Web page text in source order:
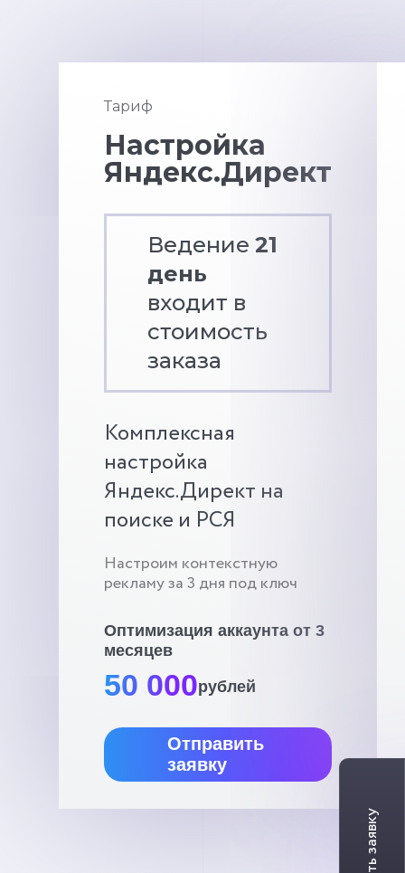
Тариф
Настройка
Яндекс.Директ
Ведение 21
день
входит в
стоимость
заказа
Комплексная
настройка
Яндекс.Директ на
поиске и РСЯ
Настроим контекстную
рекламу за 3 дня под ключ
Оптимизация аккаунта от 3
месяцев
50 000рублей
Отправить
заявку